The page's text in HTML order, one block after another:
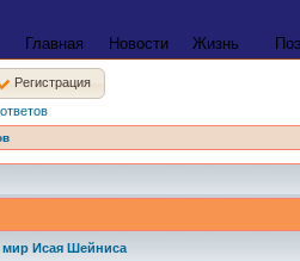
Главная Новости Жизнь
Регистрация
Исая Шейниса